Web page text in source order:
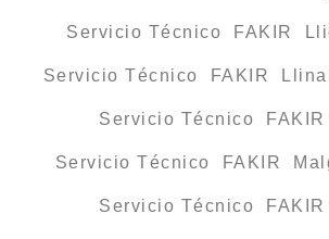
Servicio Técnico FAKIR
Servicio Técnico FAKIR
Servicio Técnico
Servicio Técnico FAKIR
Servicio Técnico